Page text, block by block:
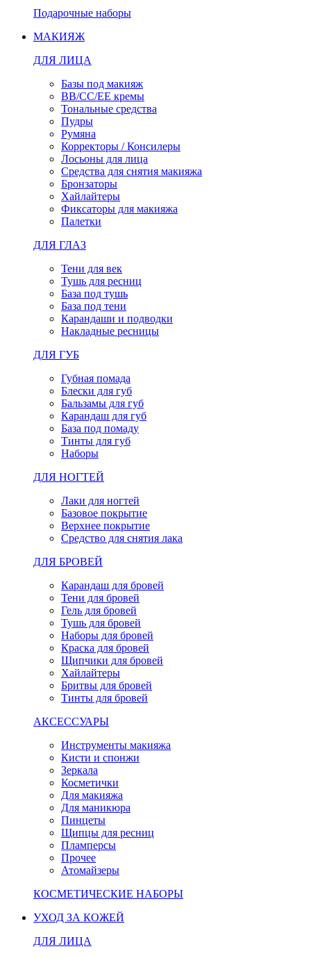
Подарочные наборы
МАКИЯЖ
ДЛЯ ЛИЦА
Базы под макияж
BB/CC/EE кремы
Тональные средства
Пудры
Румяна
Корректоры / Консилеры
Лосьоны для лица
Средства для снятия макияжа
Бронзаторы
Хайлайтеры
Фиксаторы для макияжа
Палетки
ДЛЯ ГЛАЗ
Тени для век
Тушь для ресниц
База под тушь
База под тени
Карандаши и подводки
Накладные ресницы
ДЛЯ ГУБ
Губная помада
Блески для губ
Бальзамы для губ
Карандаш для губ
База под помаду
Тинты для губ
Наборы
ДЛЯ НОГТЕЙ
Лаки для ногтей
Базовое покрытие
Верхнее покрытие
Средство для снятия лака
ДЛЯ БРОВЕЙ
Карандаш для бровей
Тени для бровей
Гель для бровей
Тушь для бровей
Наборы для бровей
Краска для бровей
Щипчики для бровей
Хайлайтеры
Бритвы для бровей
Тинты для бровей
АКСЕССУАРЫ
Инструменты макияжа
Кисти и спонжи
Зеркала
Косметички
Для макияжа
Для маникюра
Пинцеты
Щипцы для ресниц
Пламперсы
Прочее
Атомайзеры
КОСМЕТИЧЕСКИЕ НАБОРЫ
УХОД ЗА КОЖЕЙ
ДЛЯ ЛИЦА